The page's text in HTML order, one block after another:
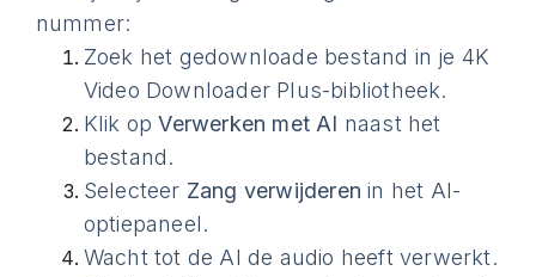
nummer:
Zoek het gedownloade bestand in je 4K
Video Downloader Plus-bibliotheek.
Klik opVerwerken met AI naast het
bestand.
Selecteer Zang verwijderen in het AI-
optiepaneel.
Wacht tot de AI de audio heeft verwerkt.